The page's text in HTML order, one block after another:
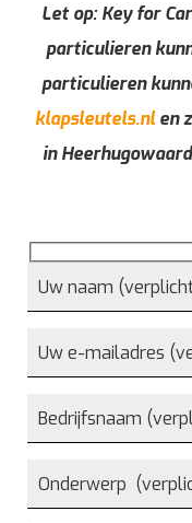
Let op: Key for
particulieren
particulieren
klapsleutels.nlen
in